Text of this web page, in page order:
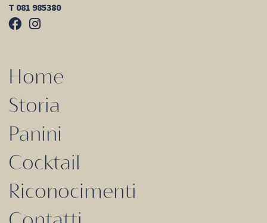
T 081 985380
Home
Storia
Panini
Cocktail
Riconocimenti